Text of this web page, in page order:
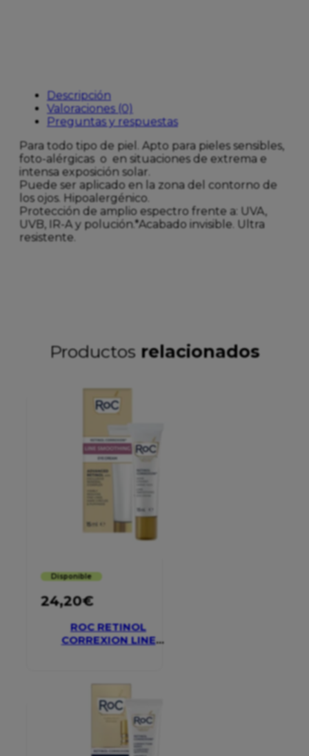
Descripción
Valoraciones (0)
Preguntas y respuestas
Para todo tipo de piel. Apto para pieles sensibles,
foto-alérgicas o en situaciones de extrema e
intensa exposición solar.
Puede ser aplicado en la zona del contorno de
los ojos. Hipoalergénico.
Protección de amplio espectro frente a: UVA,
UVB, IR-A y polución.*Acabado invisible. Ultra
resistente.
Productos relacionados
Disponible
24,20€
ROC RETINOL
CORREXION LINE